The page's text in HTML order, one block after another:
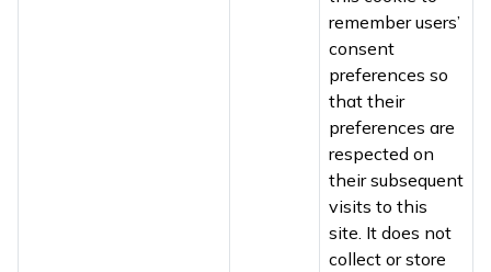
remember users’
consent
preferences so
that their
preferences are
respected on
their subsequent
visits to this
site. It does not
collect or store